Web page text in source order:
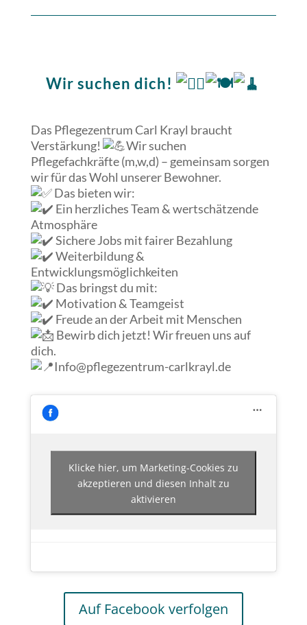
Wir suchen dich!
Das Pflegezentrum Carl Krayl braucht
Verstärkung!
Wir suchen
Pflegefachkräfte (m,w,d) – gemeinsam sorgen
wir für das Wohl unserer Bewohner.
Das bieten wir:
Ein herzliches Team & wertschätzende
Atmosphäre
Sichere Jobs mit fairer Bezahlung
Weiterbildung &
Entwicklungsmöglichkeiten
Das bringst du mit:
Motivation & Teamgeist
Freude an der Arbeit mit Menschen
Bewirb dich jetzt! Wir freuen uns auf
dich.
Info@pflegezentrum-carlkrayl.de
Klicke hier, um Marketing-Cookies zu
akzeptieren und diesen Inhalt zu
aktivieren
Auf Facebook verfolgen